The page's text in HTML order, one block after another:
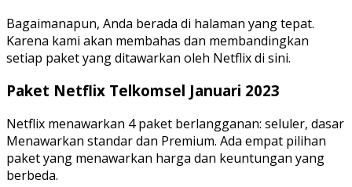
Bagaimanapun, Anda berada di halaman yang tepat.
Karena kami akan membahas dan membandingkan
setiap paket yang ditawarkan oleh Netflix di sini.
Paket Netflix Telkomsel Januari 2023
Netflix menawarkan 4 paket berlangganan: seluler, dasar
Menawarkan standar dan Premium. Ada empat pilihan
paket yang menawarkan harga dan keuntungan yang
berbeda.